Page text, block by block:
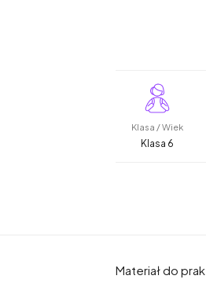
Klasa / Wiek
Klasa 6
Materiał do